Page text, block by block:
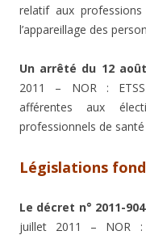
relatif aux
l’appareillage des
Un arrêté du 12
2011 – NOR :
afférentes aux
professionnels de
Législations
Le décret n° 2011-
juillet 2011 – NOR :